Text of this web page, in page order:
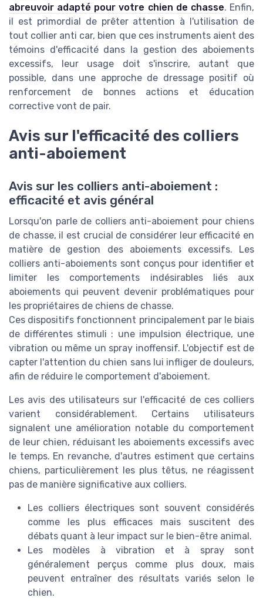
abreuvoir adapté pour votre chien de chasse. Enfin,
il est primordial de prêter attention à l'utilisation de
tout collier anti car, bien que ces instruments aient des
témoins d'efficacité dans la gestion des aboiements
excessifs, leur usage doit s'inscrire, autant que
possible, dans une approche de dressage positif où
renforcement de bonnes actions et éducation
corrective vont de pair.
Avis sur l'efficacité des colliers
anti-aboiement
Avis sur les colliers anti-aboiement :
efficacité et avis général
Lorsqu'on parle de colliers anti-aboiement pour chiens
de chasse, il est crucial de considérer leur efficacité en
matière de gestion des aboiements excessifs. Les
colliers anti-aboiements sont conçus pour identifier et
limiter les comportements indésirables liés aux
aboiements qui peuvent devenir problématiques pour
les propriétaires de chiens de chasse.
Ces dispositifs fonctionnent principalement par le biais
de différentes stimuli : une impulsion électrique, une
vibration ou même un spray inoffensif. L'objectif est de
capter l'attention du chien sans lui infliger de douleurs,
afin de réduire le comportement d'aboiement.
Les avis des utilisateurs sur l'efficacité de ces colliers
varient considérablement. Certains utilisateurs
signalent une amélioration notable du comportement
de leur chien, réduisant les aboiements excessifs avec
le temps. En revanche, d'autres estiment que certains
chiens, particulièrement les plus têtus, ne réagissent
pas de manière significative aux colliers.
Les colliers électriques sont souvent considérés
comme les plus efficaces mais suscitent des
débats quant à leur impact sur le bien-être animal.
Les modèles à vibration et à spray sont
généralement perçus comme plus doux, mais
peuvent entraîner des résultats variés selon le
chien.